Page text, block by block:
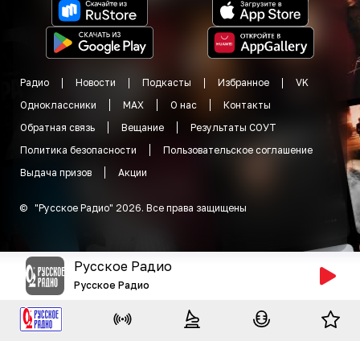
Радио Новости Подкасты Избранное
VK
Одноклассники
MAX О нас
Контакты
Обратная связь
Вещание
Результаты СОУТ
Политика безопасности
Пользовательское соглашение
Выдача призов
Акции
© "Русское Радио" 2026. Все права защищены
Русское Радио
Русское Радио